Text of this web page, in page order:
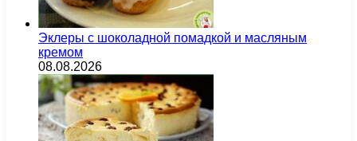
Эклеры с шоколадной помадкой и масляным
кремом
08.08.2026